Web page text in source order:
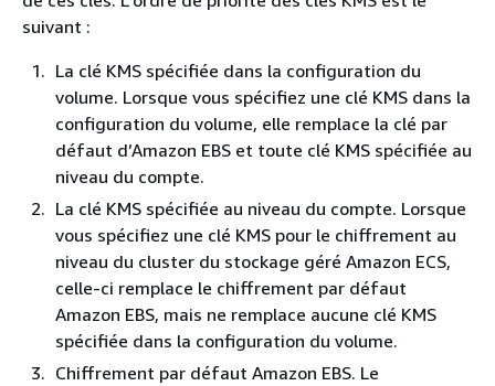
suivant :
La clé KMS spécifiée dans la configuration du
volume. Lorsque vous spécifiez une clé KMS dans la
configuration du volume, elle remplace la clé par
défaut d’Amazon EBS et toute clé KMS spécifiée au
niveau du compte.
La clé KMS spécifiée au niveau du compte. Lorsque
vous spécifiez une clé KMS pour le chiffrement au
niveau du cluster du stockage géré Amazon ECS,
celle-ci remplace le chiffrement par défaut
Amazon EBS, mais ne remplace aucune clé KMS
spécifiée dans la configuration du volume.
Chiffrement par défaut Amazon EBS. Le